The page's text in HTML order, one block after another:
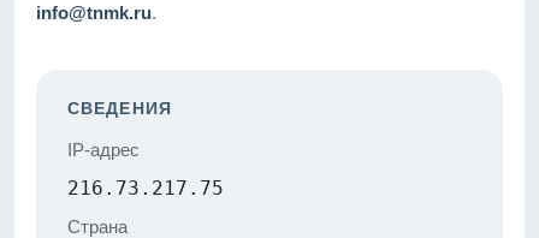
info@tnmk.ru.
СВЕДЕНИЯ
IP-адрес
216.73.217.75
Страна